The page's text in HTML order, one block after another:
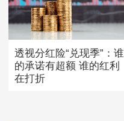
透视分红险“兑现季”：谁
的承诺有超额 谁的红利
在打折